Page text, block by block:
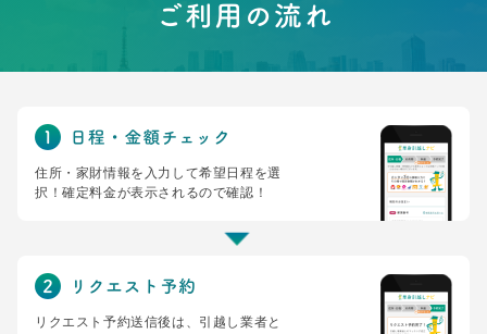
住所・家財情報を入力して希望日程を選
択！確定料金が表示されるので確認！
リクエスト予約送信後は、引越し業者と